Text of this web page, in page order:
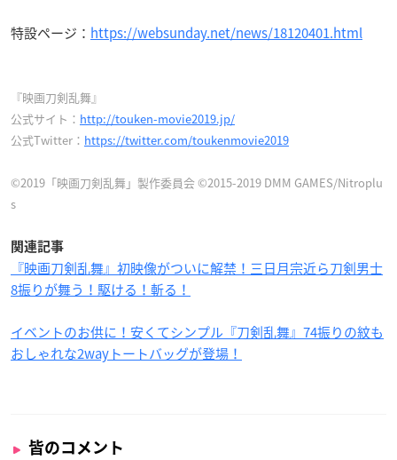
特設ページ： https://websunday.net/news/18120401.html
『映画刀剣乱舞』
公式サイト： http://touken-movie2019.jp/
公式Twitter： https://twitter.com/toukenmovie2019
©2019「映画刀剣乱舞」製作委員会 ©2015-2019 DMM GAMES/Nitroplu
s
関連記事
『映画刀剣乱舞』初映像がついに解禁！三日月宗近ら刀剣男士
8振りが舞う！駆ける！斬る！
イベントのお供に！安くてシンプル『刀剣乱舞』74振りの紋も
おしゃれな2wayトートバッグが登場！
皆のコメント